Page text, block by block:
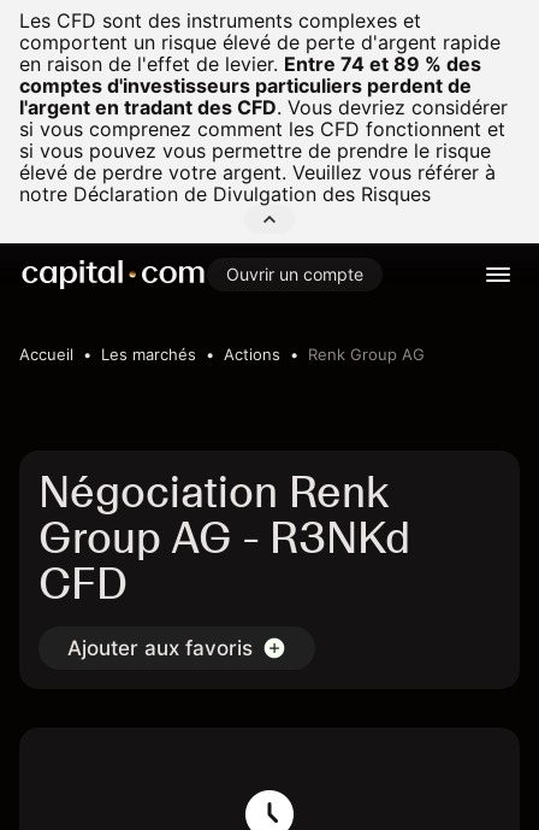
Les CFD sont des instruments complexes et
comportent un risque élevé de perte d'argent rapide
en raison de l'effet de levier. Entre 74 et 89 % des
comptes d'investisseurs particuliers perdent de
l'argent en tradant des CFD. Vous devriez considérer
si vous comprenez comment les CFD fonctionnent et
si vous pouvez vous permettre de prendre le risque
élevé de perdre votre argent. Veuillez vous référer à
notre Déclaration de Divulgation des Risques
Ouvrir un compte
Accueil Les marchés Actions Renk Group AG
Négociation Renk
Group AG - R3NKd
CFD
Ajouter aux favoris